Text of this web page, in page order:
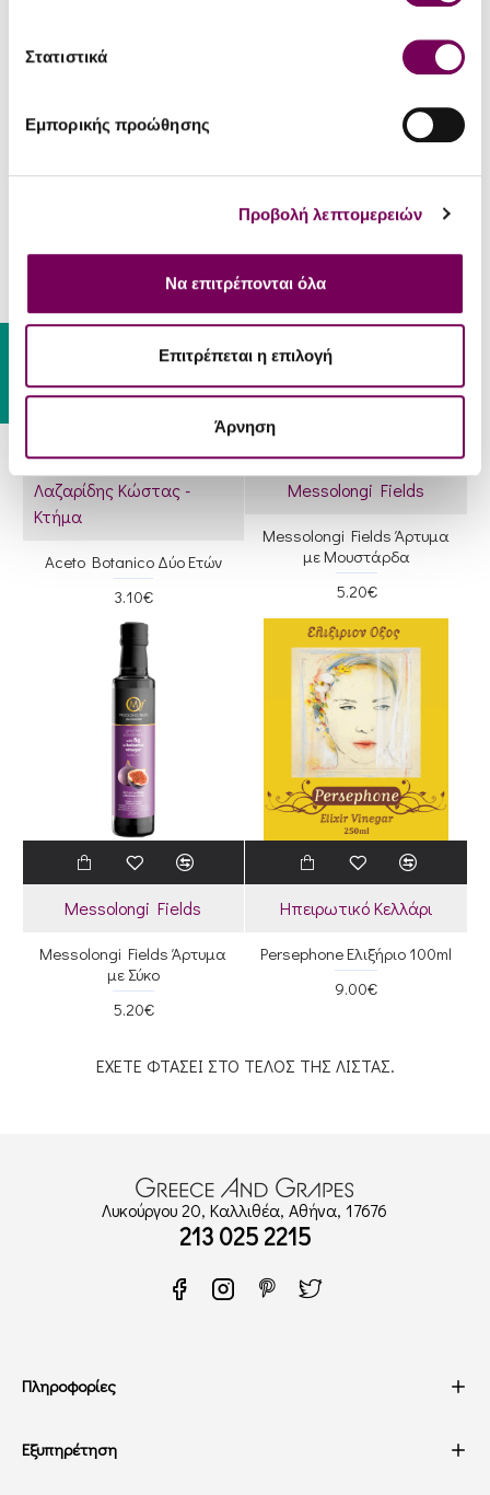
Στατιστικά
Εμπορικής προώθησης
Προβολή λεπτομερειών
Να επιτρέπονται όλα
Επιτρέπεται η επιλογή
Άρνηση
Λαζαρίδης Κώστας -
Aceto Botanico Λευκό
Λαζαρίδης Κώστας -
Aceto Botanico 12μηνης
2.11€
Λαζαρίδης Κώστας -
Κτήμα
Aceto Botanico Δύο Ετών
3.10€
Messolongi Fields
Messolongi Fields Άρτυμα
με Μουστάρδα
5.20€
Messolongi Fields
Messolongi Fields Άρτυμα
με Σύκο
5.20€
Ηπειρωτικό Κελλάρι
Persephone Ελιξήριο 100ml
9.00€
ΕΧΕΤΕ ΦΤΑΣΕΙ ΣΤΟ ΤΕΛΟΣ ΤΗΣ ΛΙΣΤΑΣ.
Λυκούργου 20, Καλλιθέα, Αθήνα, 17676
213 025 2215
Πληροφορίες
Εξυπηρέτηση